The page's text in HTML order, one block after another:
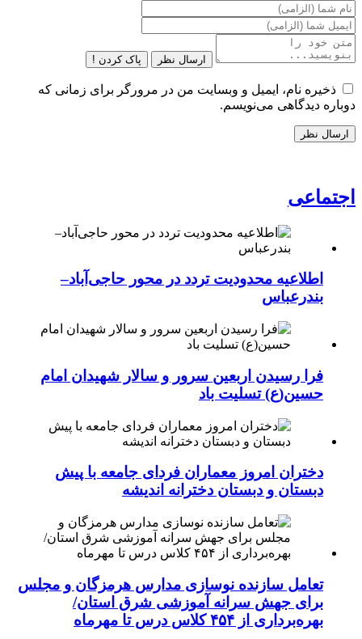
ارسال نظر پاک کردن !
ذخیره نام، ایمیل و وبسایت من در مرورگر برای زمانی که
دوباره دیدگاهی می‌نویسم.
اجتماعی
اطلاعیه محدودیت تردد در محور حاجی‌آباد–
بندرعباس
فرا رسیدن اربعین سرور و سالار شهیدان امام
حسین(ع) تسلیت باد
دختران امروز معماران فردای جامعه با پیش
دبستان و دبستان دخترانه اندیشه
تعامل سازنده نوسازی مدارس هرمزگان و مجلس
برای جهش سرانه آموزشی شرق استان/
بهره‌برداری از ۴۵۴ کلاس درس تا مهرماه